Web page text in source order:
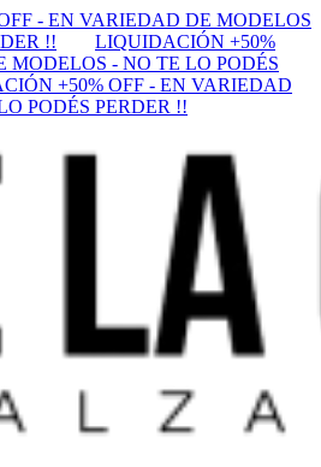
- EN VARIEDAD DE MODELOS
!!
LIQUIDACIÓN +50%
MODELOS - NO TE LO PODÉS
+50% OFF - EN VARIEDAD
PODÉS PERDER !!